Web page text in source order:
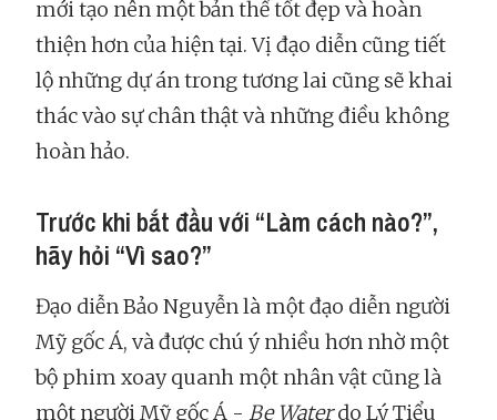
mới tạo nên một bản thể tốt đẹp và hoàn
thiện hơn của hiện tại. Vị đạo diễn cũng tiết
lộ những dự án trong tương lai cũng sẽ khai
thác vào sự chân thật và những điều không
hoàn hảo.
Trước khi bắt đầu với “Làm cách nào?”,
hãy hỏi “Vì sao?”
Đạo diễn Bảo Nguyễn là một đạo diễn người
Mỹ gốc Á, và được chú ý nhiều hơn nhờ một
bộ phim xoay quanh một nhân vật cũng là
một người Mỹ gốc Á - Be Waterdo Lý Tiểu